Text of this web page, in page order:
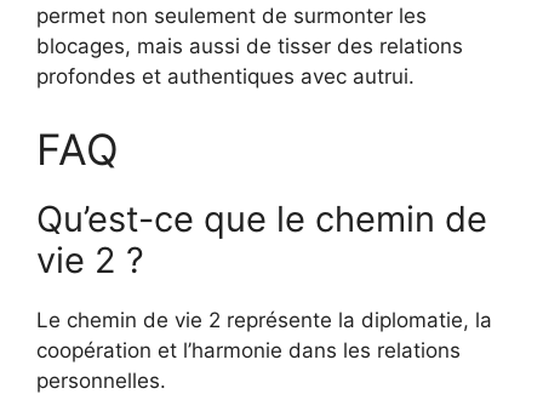
permet non seulement de surmonter les
blocages, mais aussi de tisser des relations
profondes et authentiques avec autrui.
FAQ
Qu’est-ce que le chemin de
vie 2 ?
Le chemin de vie 2 représente la diplomatie, la
coopération et l’harmonie dans les relations
personnelles.